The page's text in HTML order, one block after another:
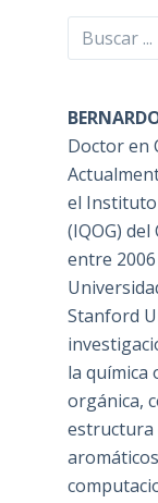
Buscar
Doctor en
el Instituto
(IQOG) del
entre
Stanford
la química
orgánica,
estructura